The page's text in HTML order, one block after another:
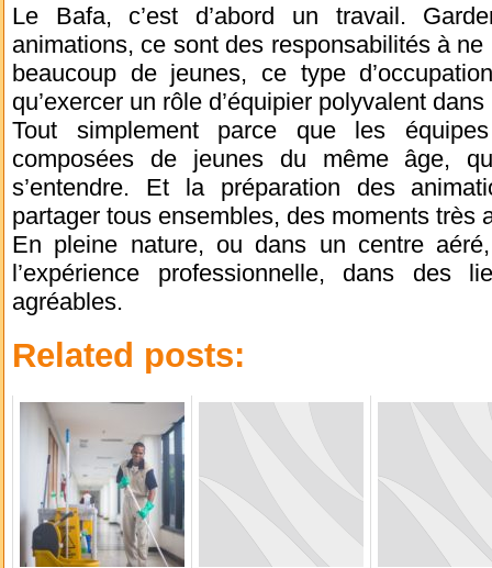
Le Bafa, c’est d’abord un travail.
animations, ce sont des responsabilités à
beaucoup de jeunes, ce type
qu’exercer un rôle d’équipier polyvalent
Tout simplement parce que les
composées de jeunes du même âge,
s’entendre. Et la préparation des
partager tous ensembles, des moments très
En pleine nature, ou dans un centre
l’expérience professionnelle, dans des
agréables.
Related posts: